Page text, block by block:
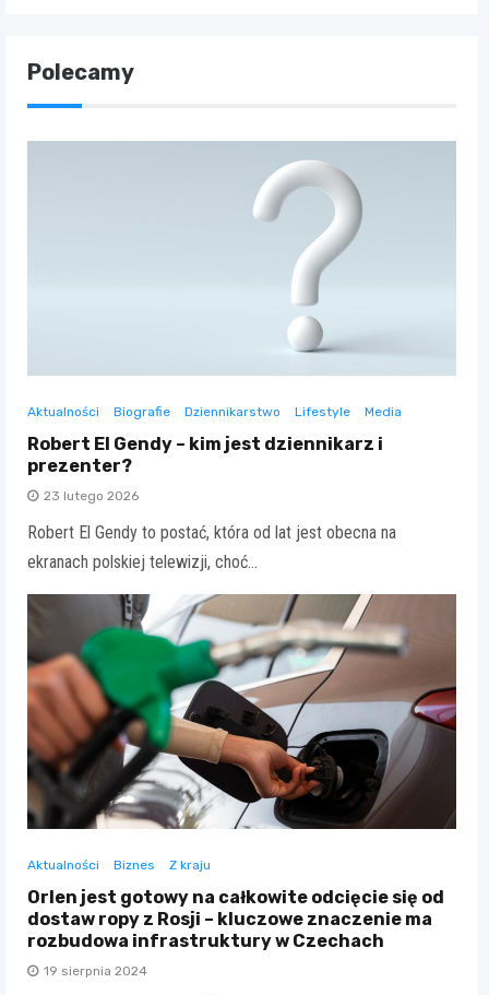
Polecamy
Aktualności Biografie Dziennikarstwo Lifestyle Media
Robert El Gendy – kim jest dziennikarz i
prezenter?
23 lutego 2026
Robert El Gendy to postać, która od lat jest obecna na
ekranach polskiej telewizji, choć…
Aktualności Biznes Z kraju
Orlen jest gotowy na całkowite odcięcie się od
dostaw ropy z Rosji – kluczowe znaczenie ma
rozbudowa infrastruktury w Czechach
19 sierpnia 2024